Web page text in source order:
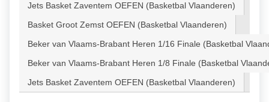
Jets Basket Zaventem OEFEN (Basketbal Vlaanderen)
Basket Groot Zemst OEFEN (Basketbal Vlaanderen)
Beker van Vlaams-Brabant Heren 1/16 Finale (Basketbal
Beker van Vlaams-Brabant Heren 1/8 Finale (Basketbal
Jets Basket Zaventem OEFEN (Basketbal Vlaanderen)